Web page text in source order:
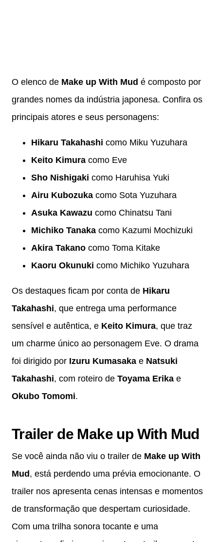
O elenco de Make up With Mud é composto por
grandes nomes da indústria japonesa. Confira os
principais atores e seus personagens:
Hikaru Takahashi como Miku Yuzuhara
Keito Kimura como Eve
Sho Nishigaki como Haruhisa Yuki
Airu Kubozuka como Sota Yuzuhara
Asuka Kawazu como Chinatsu Tani
Michiko Tanaka como Kazumi Mochizuki
Akira Takano como Toma Kitake
Kaoru Okunuki como Michiko Yuzuhara
Os destaques ficam por conta de Hikaru
Takahashi, que entrega uma performance
sensível e autêntica, e Keito Kimura, que traz
um charme único ao personagem Eve. O drama
foi dirigido por Izuru Kumasaka e Natsuki
Takahashi, com roteiro de Toyama Erika e
Okubo Tomomi.
Trailer de Make up With Mud
Se você ainda não viu o trailer de Make up With
Mud, está perdendo uma prévia emocionante. O
trailer nos apresenta cenas intensas e momentos
de transformação que despertam curiosidade.
Com uma trilha sonora tocante e uma